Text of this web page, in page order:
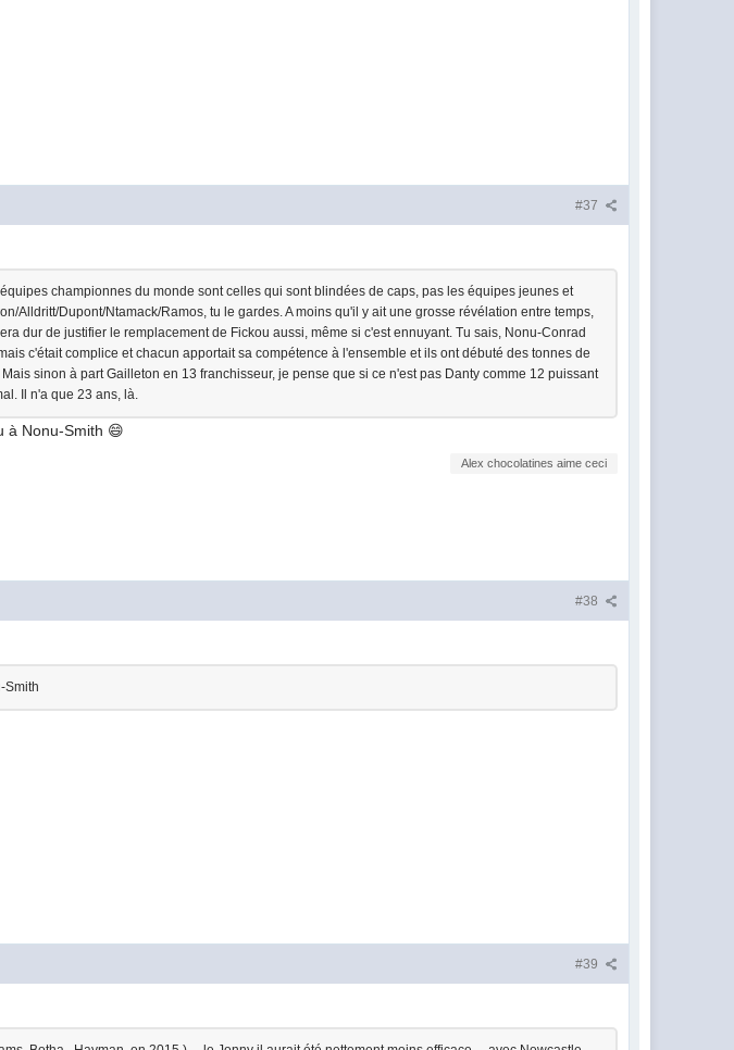
#37
championnes du monde sont celles qui sont blindées de caps, pas les équipes jeunes et
Alldritt/Dupont/Ntamack/Ramos, tu le gardes. A moins qu'il y ait une grosse révélation entre temps,
dur de justifier le remplacement de Fickou aussi, même si c'est ennuyant. Tu sais, Nonu-Conrad
c'était complice et chacun apportait sa compétence à l'ensemble et ils ont débuté des tonnes de
sinon à part Gailleton en 13 franchisseur, je pense que si ce n'est pas Danty comme 12 puissant
Il n'a que 23 ans, là.
à Nonu-Smith 😄
Alex chocolatines aime ceci
#38
Smith
#39